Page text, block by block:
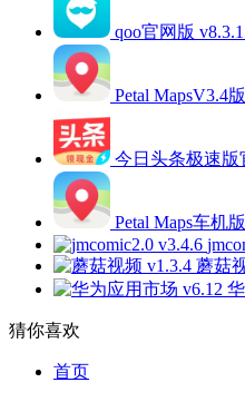
qoo官网版
Petal MapsV3.4
今日头条极速版
Petal Maps车机
蘑菇
猜你喜欢
首页